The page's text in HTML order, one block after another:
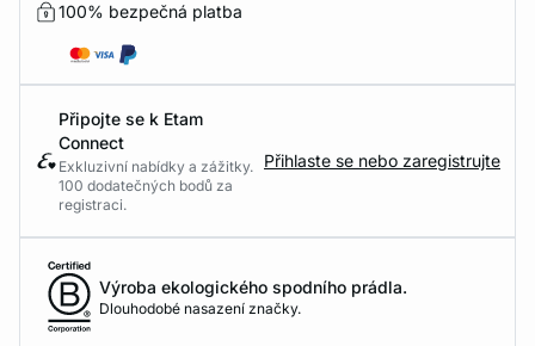
100% bezpečná platba
Připojte se k Etam
Connect
Exkluzivní nabídky a zážitky.
100 dodatečných bodů za
registraci.
Přihlaste se nebo zaregistrujte
Výroba ekologického spodního prádla.
Dlouhodobé nasazení značky.